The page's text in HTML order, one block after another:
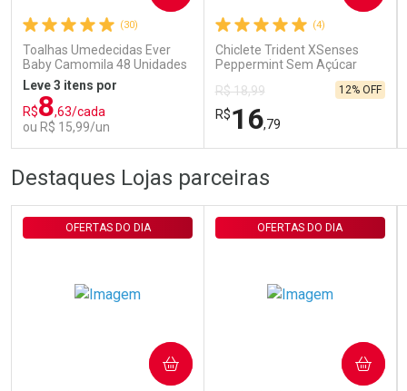
Comprar sem Desconto
Por R$ 29,30/cada
Comprar sem Desconto
Por R$ 29,30/cada
(30)
Toalhas Umedecidas Ever
Baby Camomila 48 Unidades
Leve 3 itens por
R$8,63/cada
ou R$ 15,99/un
FECHAR
Laboratório
FECHAR
Por Menos
(4)
Chiclete Trident XSenses
Peppermint Sem Açúcar
R$ 18,99
R$16,79
12% OFF
Destaques Lojas parceiras
OFERTAS DO DIA
COMPRAR
OFERTAS DO DIA
COMPRAR